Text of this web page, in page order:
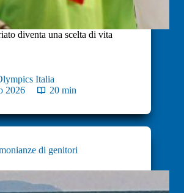
diventa una scelta di vita
Italia
2026
20 min
di genitori